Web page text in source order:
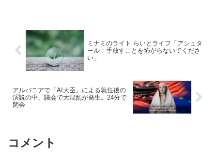
ミナミのライト らいとライフ「アシュタ
ール：手放すことを怖がらないでくださ
い」
アルバニアで「AI大臣」による就任後の
演説の中、議会で大混乱が発生。24分で
閉会
コメント